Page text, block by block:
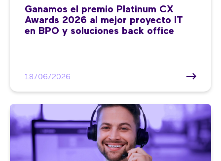
Ganamos el premio Platinum CX
Awards 2026 al mejor proyecto IT
en BPO y soluciones back office
18/06/2026